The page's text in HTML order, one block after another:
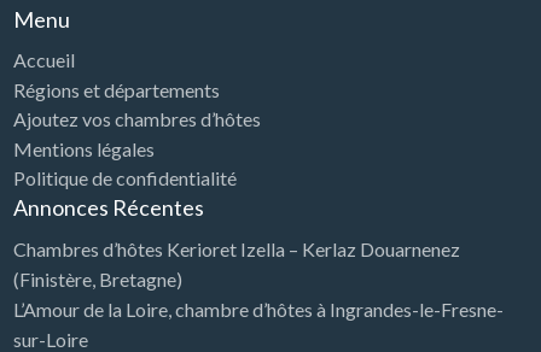
Menu
Accueil
Régions et départements
Ajoutez vos chambres d’hôtes
Mentions légales
Politique de confidentialité
Annonces Récentes
Chambres d’hôtes Kerioret Izella – Kerlaz Douarnenez
(Finistère, Bretagne)
L’Amour de la Loire, chambre d’hôtes à Ingrandes-le-Fresne-
sur-Loire